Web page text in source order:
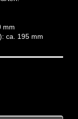
mm
ca. 195 mm